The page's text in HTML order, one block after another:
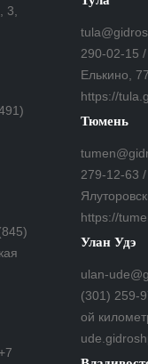
3,
290-02-15
Елькино,
https://
Тюмень
279-12-63
https://
Улан Удэ
ulan-
(301) 259-
ой